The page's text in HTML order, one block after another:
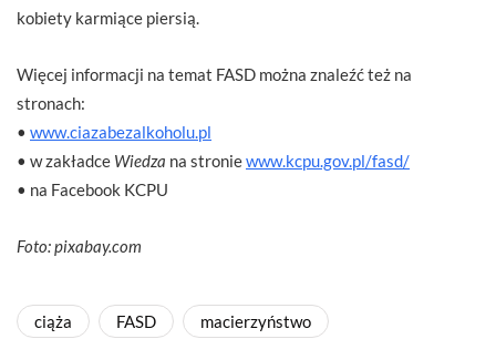
kobiety karmiące piersią.
Więcej informacji na temat FASD można znaleźć też na
stronach:
• www.ciazabezalkoholu.pl
• w zakładce Wiedza na stroniewww.kcpu.gov.pl/fasd/
• na Facebook KCPU
Foto: pixabay.com
ciąża FASD
macierzyństwo